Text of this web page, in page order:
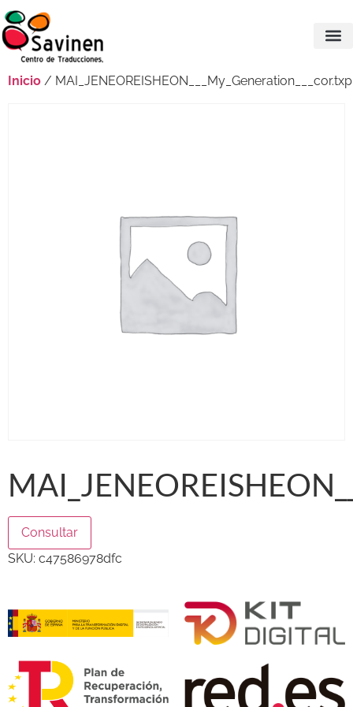
Inicio / MAI_JENEOREISHEON___My_Generation___cor.txp
Consultar
SKU: c47586978dfc